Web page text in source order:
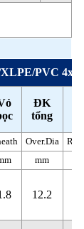
PVC 4x
ĐK
tổng
Over.Dia
mm
12.2